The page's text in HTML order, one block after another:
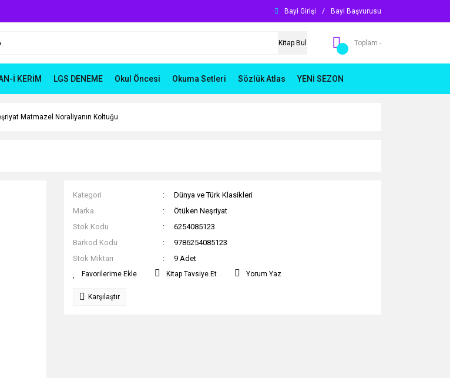
Bayi Girişi / Bayi Başvurusu
Kitap Bul Toplam -
İ KERİM LGS DENEME Okul Öncesi Okuma Setleri Sözlük Atlas YENİ SEZON
Matmazel Noraliyanın Koltuğu
Kategori
Dünya ve Türk Klasikleri
Marka
Ötüken Neşriyat
Stok Kodu
6254085123
Barkod Kodu
9786254085123
Stok Miktarı
9 Adet
Kitap Tavsiye Et Yorum Yaz
Karşılaştır